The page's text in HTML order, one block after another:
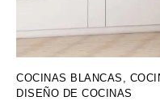
COCINAS BLANCAS
DISEÑO DE COCINAS